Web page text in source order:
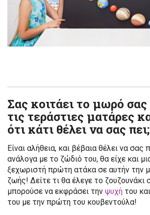
Σας κοιτάει το μωρό
τις τεράστιες ματάρες
ότι κάτι θέλει να σας πει;
Είναι αλήθεια, και βέβαια θέλει να σας
ανάλογα με το ζώδιό του, θα είχε και
ξεχωριστή πρώτη ατάκα σε αυτήν την
ζωής! Δείτε τι θα έλεγε το ζουζουνάκι
μπορούσε να εκφράσει την ψυχή του
του με την πρώτη του κουβεντούλα!